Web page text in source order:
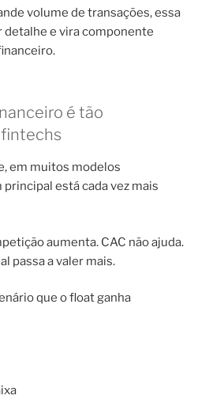
volume de transações, essa
detalhe e vira componente
é tão
em muitos modelos
está cada vez mais
aumenta. CAC não ajuda.
passa a valer mais.
que o float ganha